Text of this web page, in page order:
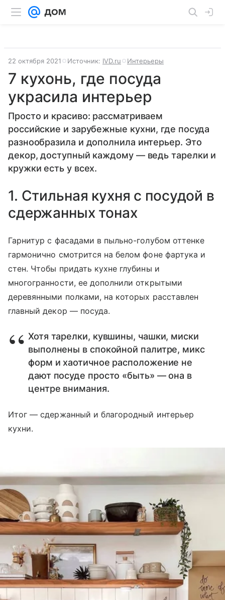
22 октября 2021 Источник: IVD.ru Интерьеры
7 кухонь, где посуда
украсила интерьер
Просто и красиво: рассматриваем
российские и зарубежные кухни, где посуда
разнообразила и дополнила интерьер. Это
декор, доступный каждому — ведь тарелки и
кружки есть у всех.
1. Стильная кухня с посудой в
сдержанных тонах
Гарнитур с фасадами в пыльно-голубом оттенке
гармонично смотрится на белом фоне фартука и
стен. Чтобы придать кухне глубины и
многогранности, ее дополнили открытыми
деревянными полками, на которых расставлен
главный декор — посуда.
Хотя тарелки, кувшины, чашки, миски
выполнены в спокойной палитре, микс
форм и хаотичное расположение не
дают посуде просто «быть» — она в
центре внимания.
Итог — сдержанный и благородный интерьер
кухни.